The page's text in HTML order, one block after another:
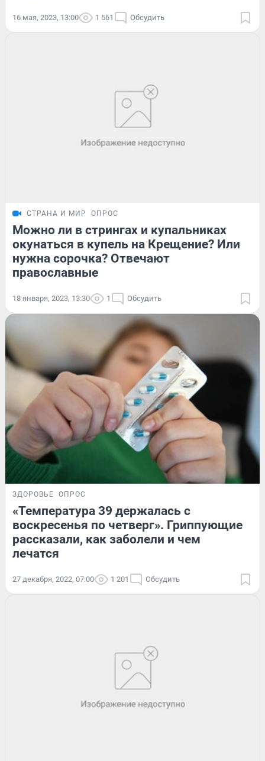
16 мая, 2023, 13:00 1 561 Обсудить
СТРАНА И МИР ОПРОС
Можно ли в стрингах и купальниках
окунаться в купель на Крещение? Или
нужна сорочка? Отвечают
православные
18 января, 2023, 13:30 1 Обсудить
ЗДОРОВЬЕ ОПРОС
«Температура 39 держалась с
воскресенья по четверг». Гриппующие
рассказали, как заболели и чем
лечатся
27 декабря, 2022, 07:00 1 201 Обсудить